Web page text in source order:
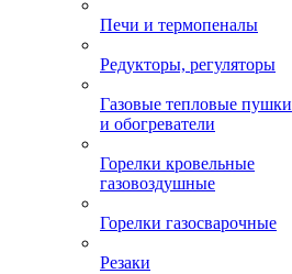
Печи и термопеналы
Редукторы, регуляторы
Газовые тепловые пушки
и обогреватели
Горелки кровельные
газовоздушные
Горелки газосварочные
Резаки